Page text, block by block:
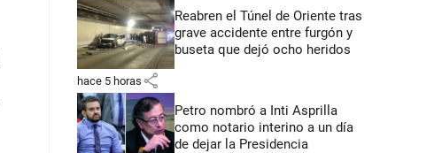
Reabren el Túnel de Oriente tras
grave accidente entre furgón y
buseta que dejó ocho heridos
hace 5 horas share
Petro nombró a Inti Asprilla
como notario interino a un día
de dejar la Presidencia